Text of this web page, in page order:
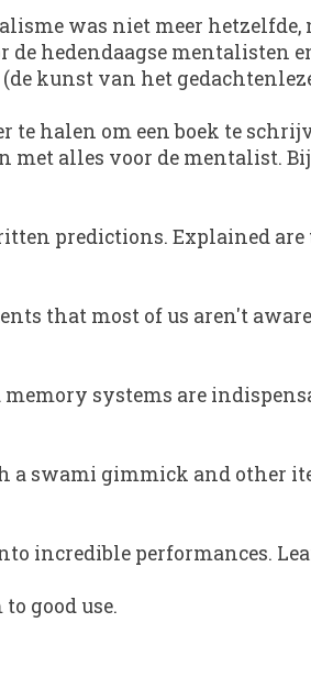
was niet meer hetzelfde,
hedendaagse mentalisten
kunst van het
halen om een boek te
alles voor de mentalist.
predictions. Explained
that most of us aren't
systems are
a swami gimmick and other
incredible performances.
good use.